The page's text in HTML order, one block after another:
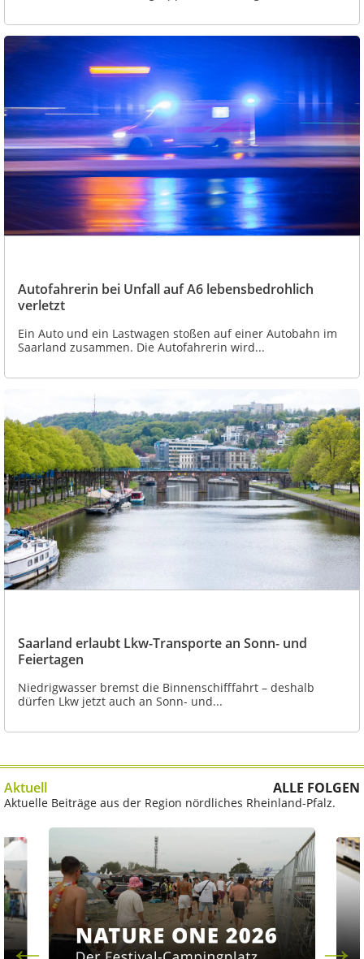
Autofahrerin bei Unfall auf A6 lebensbedrohlich
verletzt
Ein Auto und ein Lastwagen stoßen auf einer Autobahn im
Saarland zusammen. Die Autofahrerin wird...
Saarland erlaubt Lkw-Transporte an Sonn- und
Feiertagen
Niedrigwasser bremst die Binnenschifffahrt – deshalb
dürfen Lkw jetzt auch an Sonn- und...
Aktuell ALLE FOLGEN
Aktuelle Beiträge aus der Region nördliches Rheinland-Pfalz.